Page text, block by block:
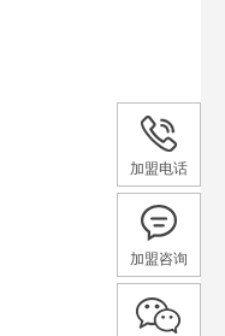
加盟电话
加盟咨询